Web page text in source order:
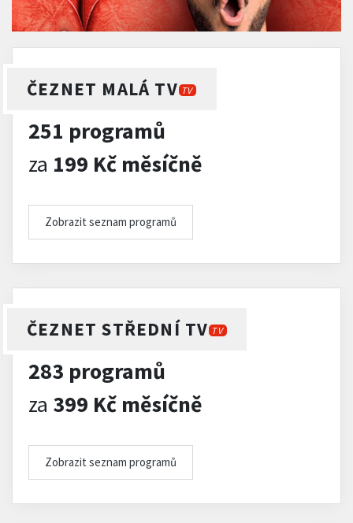
ČEZNET MALÁ TV TV
251 programů
za 199 Kč měsíčně
Zobrazit seznam programů
ČEZNET STŘEDNÍ TV TV
283 programů
za 399 Kč měsíčně
Zobrazit seznam programů